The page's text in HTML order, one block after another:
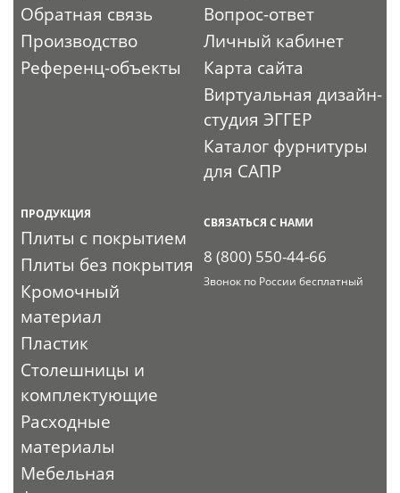
Обратная связь
Производство
Референц-объекты
Вопрос-ответ
Личный кабинет
Карта сайта
Виртуальная дизайн-
студия ЭГГЕР
Каталог фурнитуры
для САПР
ПРОДУКЦИЯ
Плиты с покрытием
Плиты без покрытия
Кромочный
материал
Пластик
Столешницы и
комплектующие
Расходные
материалы
Мебельная
СВЯЗАТЬСЯ С НАМИ
8 (800) 550-44-66
Звонок по России бесплатный